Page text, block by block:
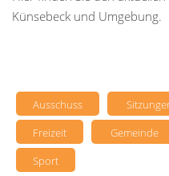
Künsebeck und Umgebung.
Ausschuss
Freizeit
Gemeinde
Sport